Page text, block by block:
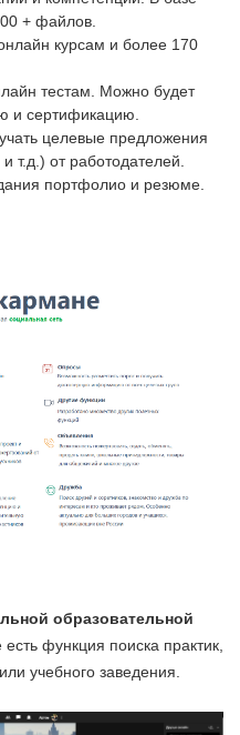
+ файлов.
курсам и более 170
тестам. Можно будет
и сертификацию.
целевые предложения
т.д.) от работодателей.
портфолио и резюме.
образовательной
есть функция поиска практик,
учебного заведения.